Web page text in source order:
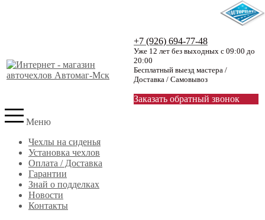
+7 (926) 694-77-48
Уже 12 лет без выходных с 09:00 до
20:00
Бесплатный выезд мастера /
Доставка / Самовывоз
Заказать обратный звонок
Меню
Чехлы на сиденья
Установка чехлов
Оплата / Доставка
Гарантии
Знай о подделках
Новости
Контакты